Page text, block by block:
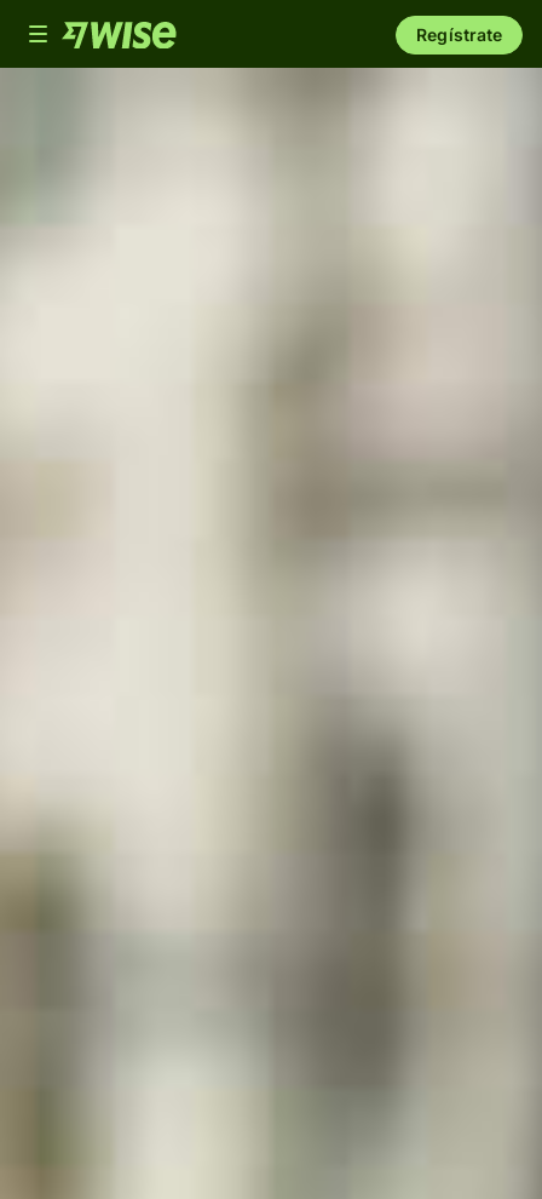
Toggle
navigation
Regístrate